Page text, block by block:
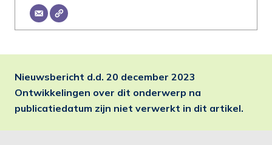
Nieuwsbericht d.d. 20 december 2023
Ontwikkelingen over dit onderwerp na
publicatiedatum zijn niet verwerkt in dit artikel.